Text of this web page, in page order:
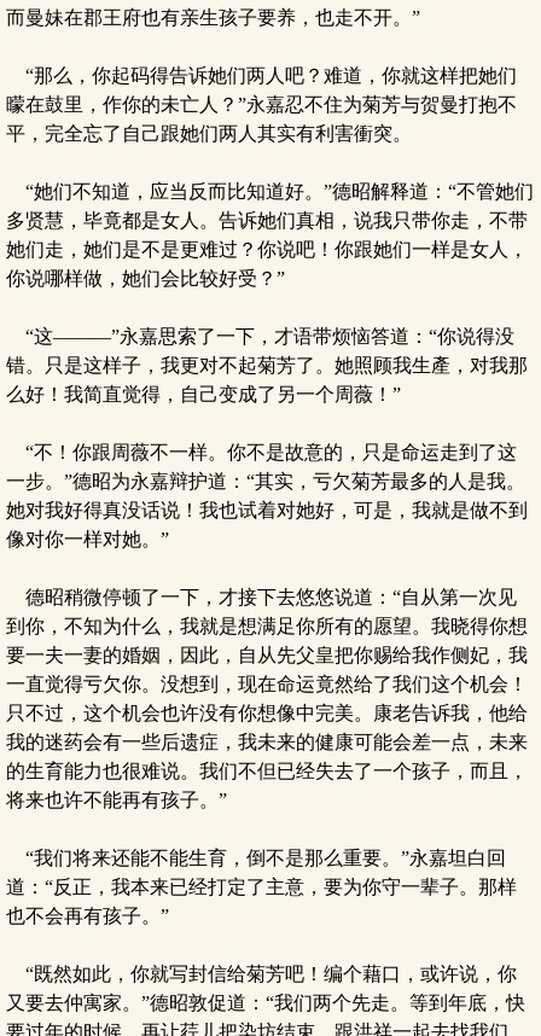
而曼妹在郡王府也有亲生孩子要养，也走不开。”
“那么，你起码得告诉她们两人吧？难道，你就这样把她们
曚在鼓里，作你的未亡人？”永嘉忍不住为菊芳与贺曼打抱不
平，完全忘了自己跟她们两人其实有利害衝突。
“她们不知道，应当反而比知道好。”德昭解释道：“不管她们
多贤慧，毕竟都是女人。告诉她们真相，说我只带你走，不带
她们走，她们是不是更难过？你说吧！你跟她们一样是女人，
你说哪样做，她们会比较好受？”
“这———”永嘉思索了一下，才语带烦恼答道：“你说得没
错。只是这样子，我更对不起菊芳了。她照顾我生產，对我那
么好！我简直觉得，自己变成了另一个周薇！”
“不！你跟周薇不一样。你不是故意的，只是命运走到了这
一步。”德昭为永嘉辩护道：“其实，亏欠菊芳最多的人是我。
她对我好得真没话说！我也试着对她好，可是，我就是做不到
像对你一样对她。”
德昭稍微停顿了一下，才接下去悠悠说道：“自从第一次见
到你，不知为什么，我就是想满足你所有的愿望。我晓得你想
要一夫一妻的婚姻，因此，自从先父皇把你赐给我作侧妃，我
一直觉得亏欠你。没想到，现在命运竟然给了我们这个机会！
只不过，这个机会也许没有你想像中完美。康老告诉我，他给
我的迷药会有一些后遗症，我未来的健康可能会差一点，未来
的生育能力也很难说。我们不但已经失去了一个孩子，而且，
将来也许不能再有孩子。”
“我们将来还能不能生育，倒不是那么重要。”永嘉坦白回
道：“反正，我本来已经打定了主意，要为你守一辈子。那样
也不会再有孩子。”
“既然如此，你就写封信给菊芳吧！编个藉口，或许说，你
又要去仲寓家。”德昭敦促道：“我们两个先走。等到年底，快
要过年的时候，再让荇儿把染坊结束，跟洪祥一起去找我们。